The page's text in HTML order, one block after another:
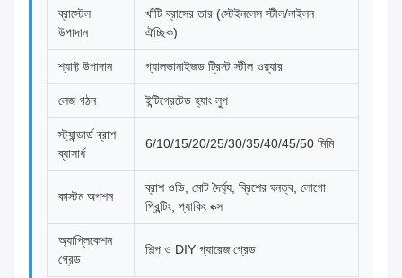
ব্রাস্টেল
উপাদান
খাঁটি ব্রাসের তার (স্টেইনলেস স্টীল/নাইলন
ঐচ্ছিক)
শ্যাফ্ট উপাদান গ্যালভানাইজড ট্রিস্ট স্টীল ওয়্যার
লেজ গঠন ইন্টিগ্রেটেড হ্যাং লুপ
স্ট্যান্ডার্ড ব্রাশ
ব্যাসার্ধ
6/10/15/20/25/30/35/40/45/50 মিমি
কাস্টম অপশন
ব্রাশ ওডি, মোট দৈর্ঘ্য, ব্রিশের ঘনত্ব, লোগো
প্রিন্টিং, প্যাকিং বক্স
অ্যাপ্লিকেশন
গ্রেড
শিল্প ও DIY গ্যারেজ গ্রেড